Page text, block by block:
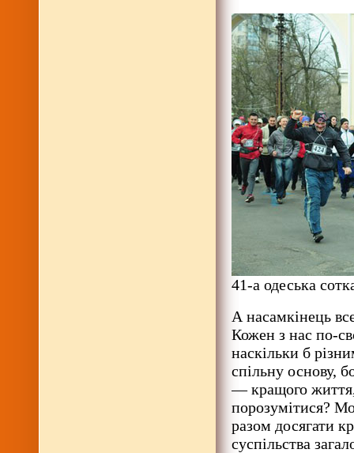
41-а одеська
А насамкінець
Кожен з нас по-
наскільки б
спільну основу,
— кращого
порозумітися?
разом досягати
суспільства